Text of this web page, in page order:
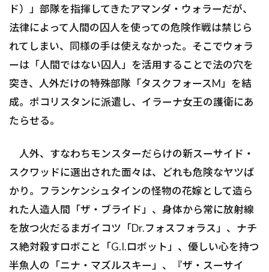
ド）」部隊を指揮してきたアマンダ・ウォラーだが、
法律によって人間の囚人を使っての危険作戦は禁じら
れてしまい、同様の手は使えなかった。そこでウォラ
ーは「人間ではない囚人」を活用することで法の穴を
突き、人外だけの特殊部隊「タスクフォースM」を結
成。ポコリスタンに派遣し、イラーナ女王の護衛にあ
たらせる。
人外、すなわちモンスターだらけの新スーサイド・
スクワッドに選出された面々は、どれも危険なヤツば
かり。フランケンシュタインの怪物の花嫁として造ら
れた人造人間「ザ・ブライド」、身体から常に放射線
を放つ火だるまガイコツ「Dr.フォスフォラス」、ナチ
ス絶対殺すロボこと「G.I.ロボット」、優しい心を持つ
半魚人の「ニナ・マズルスキー」、『ザ・スーサイ